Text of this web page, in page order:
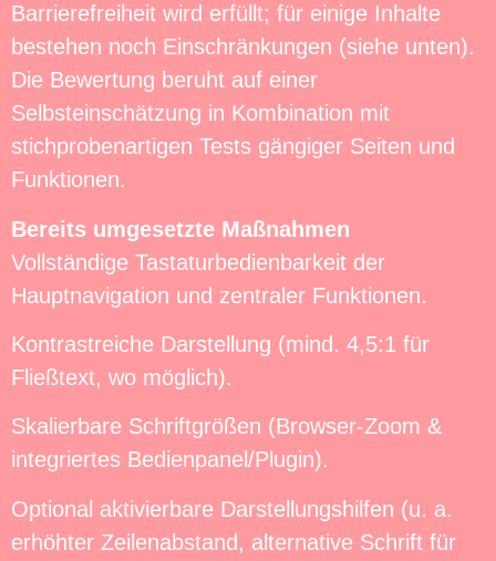
Barrierefreiheit wird erfüllt; für einige Inhalte
bestehen noch Einschränkungen (siehe unten).
Die Bewertung beruht auf einer
Selbsteinschätzung in Kombination mit
stichprobenartigen Tests gängiger Seiten und
Funktionen.
Bereits umgesetzte Maßnahmen
Vollständige Tastaturbedienbarkeit der
Hauptnavigation und zentraler Funktionen.
Kontrastreiche Darstellung (mind. 4,5:1 für
Fließtext, wo möglich).
Skalierbare Schriftgrößen (Browser-Zoom &
integriertes Bedienpanel/Plugin).
Optional aktivierbare Darstellungshilfen (u. a.
erhöhter Zeilenabstand, alternative Schrift für